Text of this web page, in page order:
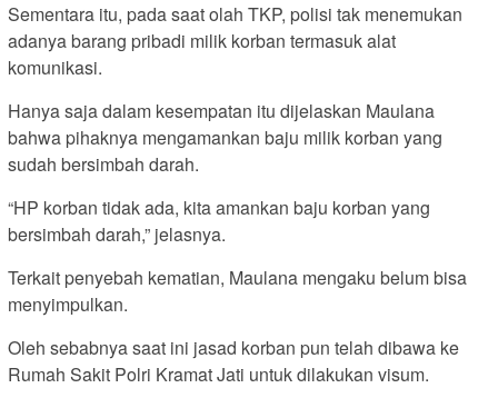
Sementara itu, pada saat olah TKP, polisi tak menemukan
adanya barang pribadi milik korban termasuk alat
komunikasi.
Hanya saja dalam kesempatan itu dijelaskan Maulana
bahwa pihaknya mengamankan baju milik korban yang
sudah bersimbah darah.
“HP korban tidak ada, kita amankan baju korban yang
bersimbah darah,” jelasnya.
Terkait penyebah kematian, Maulana mengaku belum bisa
menyimpulkan.
Oleh sebabnya saat ini jasad korban pun telah dibawa ke
Rumah Sakit Polri Kramat Jati untuk dilakukan visum.